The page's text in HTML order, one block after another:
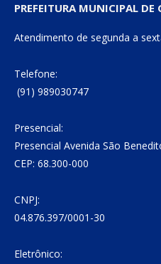
PREFEITURA MUNICIPAL DE
Atendimento de segunda a
Telefone:
(91) 989030747
Presencial:
Presencial Avenida São
CEP: 68.300-000
CNPJ:
04.876.397/0001-30
Eletrônico: